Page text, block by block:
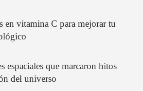
en vitamina C para mejorar tu
espaciales que marcaron hitos
del universo